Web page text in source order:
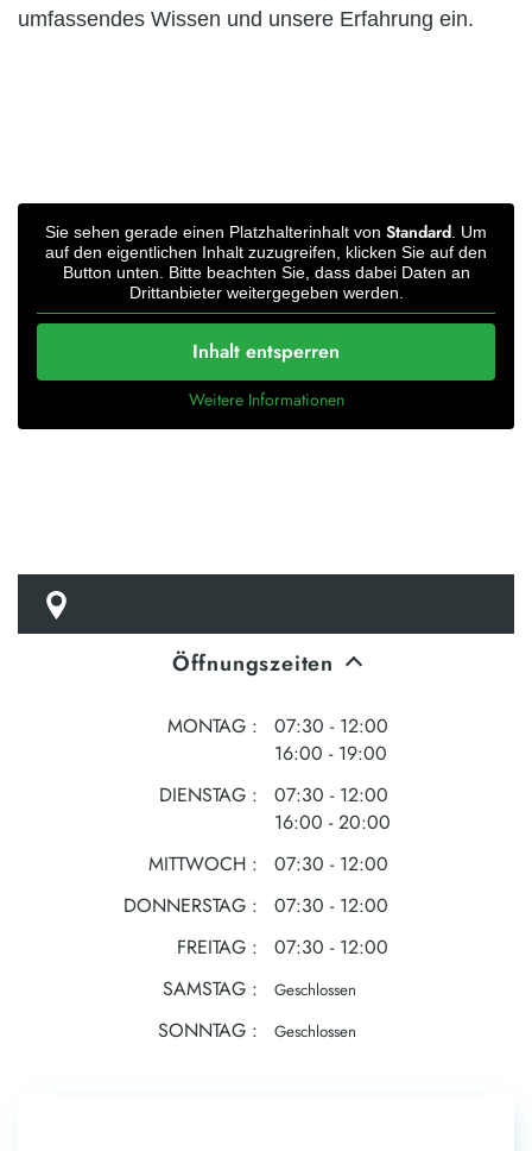
umfassendes Wissen und unsere Erfahrung ein.
Sie sehen gerade einen Platzhalterinhalt von Standard . Um
auf den eigentlichen Inhalt zuzugreifen, klicken Sie auf den
Button unten. Bitte beachten Sie, dass dabei Daten an
Drittanbieter weitergegeben werden.
Inhalt entsperren
Weitere Informationen
Öffnungszeiten
MONTAG
07:30 - 12:00
16:00 - 19:00
DIENSTAG
07:30 - 12:00
16:00 - 20:00
MITTWOCH
07:30 - 12:00
DONNERSTAG
07:30 - 12:00
FREITAG
07:30 - 12:00
SAMSTAG
Geschlossen
SONNTAG Geschlossen